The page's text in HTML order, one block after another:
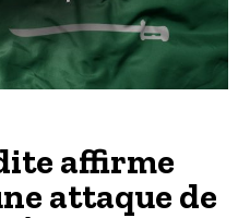
affirme
attaque de